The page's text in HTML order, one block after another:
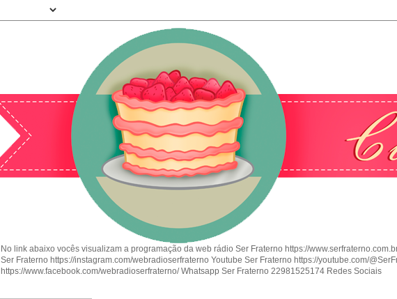
No link abaixo vocês visualizam a programação da web rádio Ser Fraterno https://
Ser Fraterno https://instagram.com/webradioserfraterno Youtube Ser Fraterno https://youtube.com/
https://www.facebook.com/webradioserfraterno/ Whatsapp Ser Fraterno 22981525174 Redes Sociais